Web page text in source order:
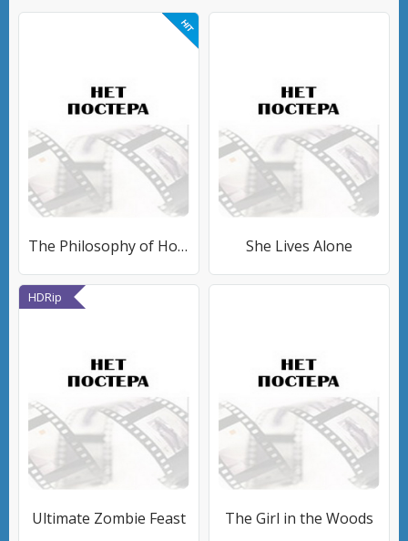
The Philosophy of Horror (Part I): Etimology She Lives Alone
HDRip
Ultimate Zombie Feast The Girl in the Woods